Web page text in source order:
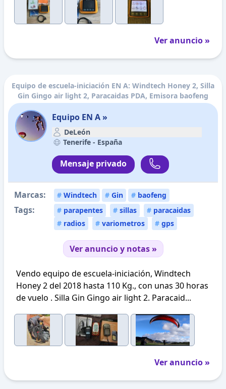
Ver anuncio »
Equipo de escuela-iniciación EN A: Windtech Honey 2, Silla
Gin Gingo air light 2, Paracaidas PDA, Emisora baofeng
Equipo EN A »
DeLeón
Tenerife - España
Mensaje privado
Marcas: # Windtech # Gin # baofeng
Tags: # parapentes # sillas # paracaidas
# radios # variometros # gps
Ver anuncio y notas »
Vendo equipo de escuela-iniciación, Windtech
Honey 2 del 2018 hasta 110 Kg., con unas 30 horas
de vuelo . Silla Gin Gingo air light 2. Paracaid...
Ver anuncio »